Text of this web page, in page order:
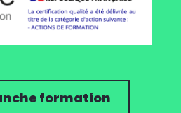
formation